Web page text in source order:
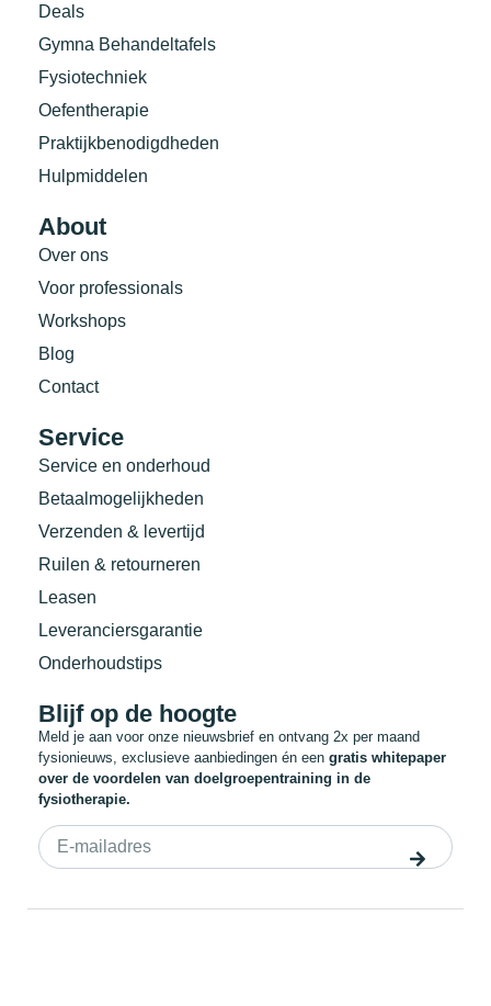
Deals
Gymna Behandeltafels
Fysiotechniek
Oefentherapie
Praktijkbenodigdheden
Hulpmiddelen
About
Over ons
Voor professionals
Workshops
Blog
Contact
Service
Service en onderhoud
Betaalmogelijkheden
Verzenden & levertijd
Ruilen & retourneren
Leasen
Leveranciersgarantie
Onderhoudstips
Blijf op de hoogte
Meld je aan voor onze nieuwsbrief en ontvang 2x per maand
fysionieuws, exclusieve aanbiedingen én een gratis whitepaper
over de voordelen van doelgroepentraining in de
fysiotherapie.